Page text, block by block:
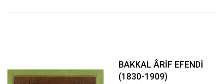
BAKKAL ÂRİF EFENDİ
(1830-1909)